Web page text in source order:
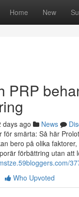
Home New
PRP
days ago News
för smärta: Så här
bero på olika
förbättring utan
Who Upvoted